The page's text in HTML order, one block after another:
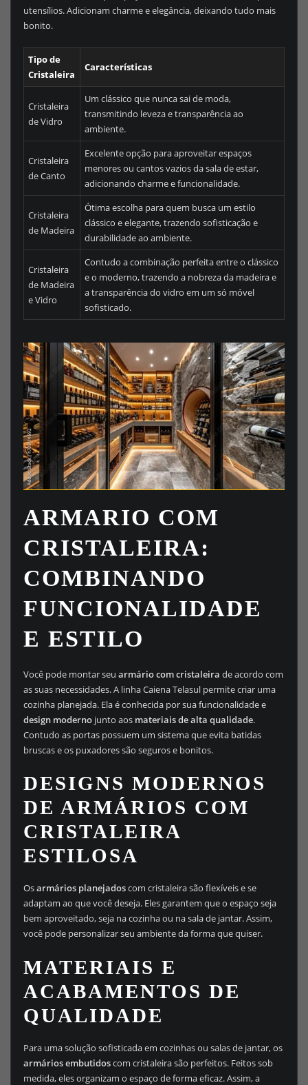
utensílios. Adicionam charme e elegância, deixando tudo mais
bonito.
Tipo de
Cristaleira
Características
Cristaleira
de Vidro
Um clássico que nunca sai de moda,
transmitindo leveza e transparência ao
ambiente.
Cristaleira
de Canto
Excelente opção para aproveitar espaços
menores ou cantos vazios da sala de estar,
adicionando charme e funcionalidade.
Cristaleira
de Madeira
Ótima escolha para quem busca um estilo
clássico e elegante, trazendo sofisticação e
durabilidade ao ambiente.
Cristaleira
de Madeira
e Vidro
Contudo a combinação perfeita entre o clássico
e o moderno, trazendo a nobreza da madeira e
a transparência do vidro em um só móvel
sofisticado.
ARMARIO COM
CRISTALEIRA:
COMBINANDO
FUNCIONALIDADE
E ESTILO
Você pode montar seu armário com cristaleira de acordo com
as suas necessidades. A linha Caiena Telasul permite criar uma
cozinha planejada. Ela é conhecida por sua funcionalidade e
design modernojunto aos materiais de alta qualidade.
Contudo as portas possuem um sistema que evita batidas
bruscas e os puxadores são seguros e bonitos.
DESIGNS MODERNOS
DE ARMÁRIOS COM
CRISTALEIRA
ESTILOSA
Osarmários planejadoscom cristaleira são flexíveis e se
adaptam ao que você deseja. Eles garantem que o espaço seja
bem aproveitado, seja na cozinha ou na sala de jantar. Assim,
você pode personalizar seu ambiente da forma que quiser.
MATERIAIS E
ACABAMENTOS DE
QUALIDADE
Para uma solução sofisticada em cozinhas ou salas de jantar, os
armários embutidoscom cristaleira são perfeitos. Feitos sob
medida, eles organizam o espaço de forma eficaz. Assim, a